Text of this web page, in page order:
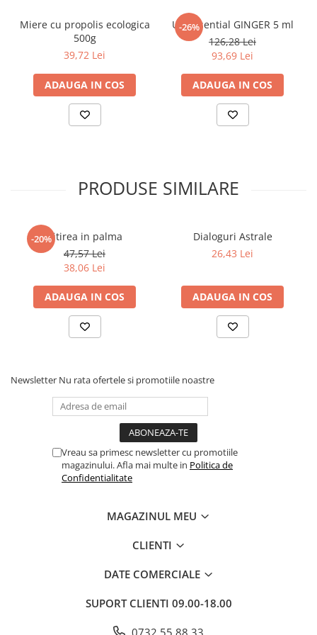
Povesti - Basme - Legende
Realitatea Augmentata
Religie pentru copii
ScienceConnection
Cafea terapeutica
Dezvoltare Personala
BUSINESS
Carti de joc
Dezvoltare Personala Adulti
Dezvoltare Profesionala
Dezvoltarea Afacerilor
Psihologie, Psihanaliza
PSYCONNECT
Sexualitate
Istorie & Filosofie
Istorii Secrete
Miere cu propolis ecologica
500g
39,72 Lei
ADAUGA IN COS
-26%
Ulei Esential GINGER 5 ml
126,28 Lei
93,69 Lei
ADAUGA IN COS
PRODUSE SIMILARE
-20%Citirea in palma
47,57 Lei
38,06 Lei
ADAUGA IN COS
Dialoguri Astrale
26,43 Lei
ADAUGA IN COS
Newsletter Nu rata ofertele si promotiile noastre
Vreau sa primesc newsletter cu promotiile
magazinului. Afla mai multe in Politica de
Confidentialitate
MAGAZINUL MEU
CLIENTI
DATE COMERCIALE
SUPORT CLIENTI 09.00-18.00
0732 55 88 33